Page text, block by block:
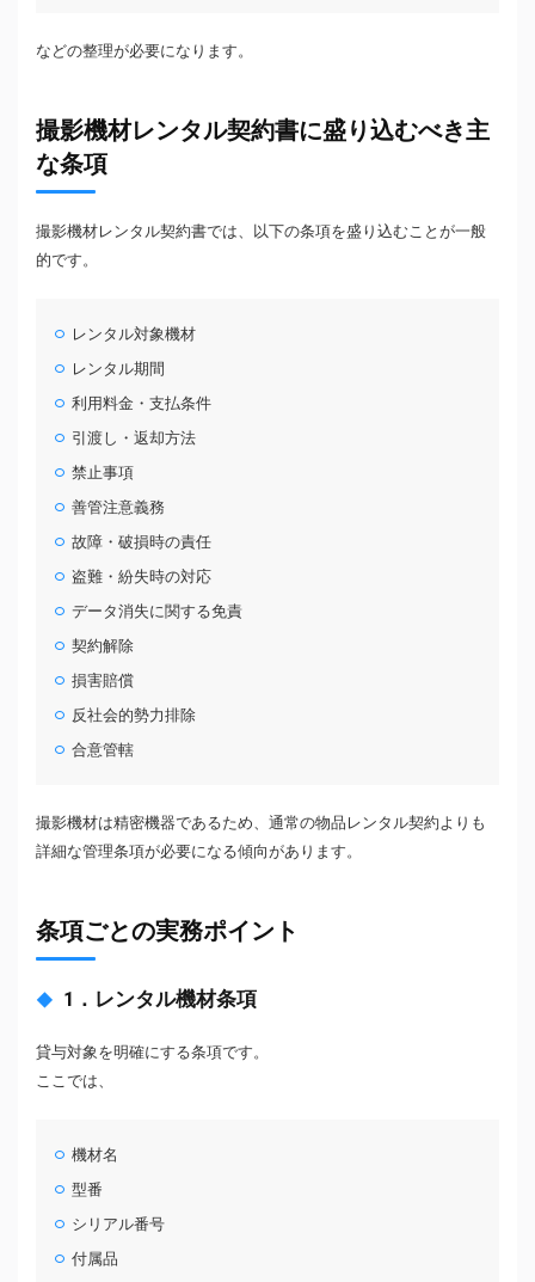
などの整理が必要になります。
撮影機材レンタル契約書に盛り込むべき主
な条項
撮影機材レンタル契約書では、以下の条項を盛り込むことが一般
的です。
レンタル対象機材
レンタル期間
利用料金・支払条件
引渡し・返却方法
禁止事項
善管注意義務
故障・破損時の責任
盗難・紛失時の対応
データ消失に関する免責
契約解除
損害賠償
反社会的勢力排除
合意管轄
撮影機材は精密機器であるため、通常の物品レンタル契約よりも
詳細な管理条項が必要になる傾向があります。
条項ごとの実務ポイント
1．レンタル機材条項
貸与対象を明確にする条項です。
ここでは、
機材名
型番
シリアル番号
付属品